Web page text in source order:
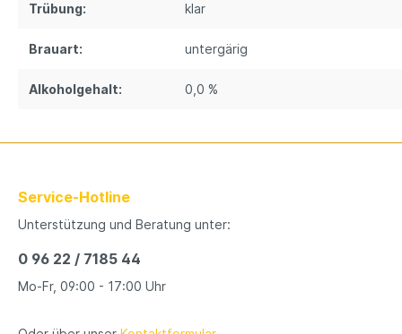
Trübung: klar
Brauart: untergärig
Alkoholgehalt: 0,0 %
Service-Hotline
Unterstützung und Beratung unter:
0 96 22 / 7185 44
Mo-Fr, 09:00 - 17:00 Uhr